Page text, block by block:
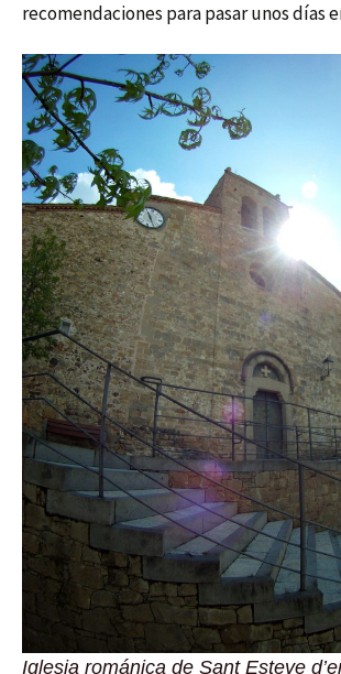
recomendaciones para pasar unos días
Iglesia románica de Sant Esteve